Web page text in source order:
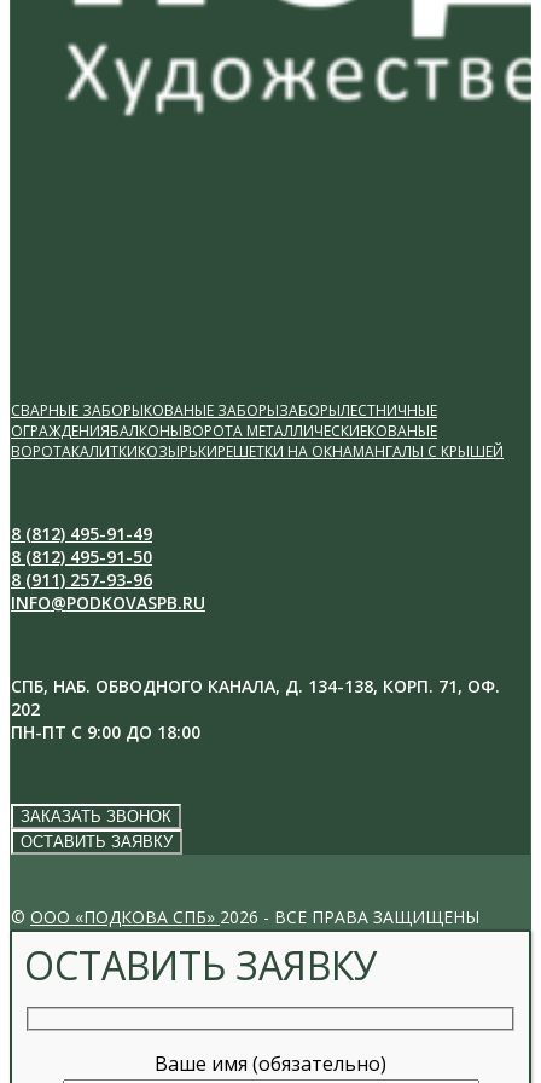
СВАРНЫЕ ЗАБОРЫКОВАНЫЕ ЗАБОРЫЗАБОРЫЛЕСТНИЧНЫЕ
ОГРАЖДЕНИЯБАЛКОНЫВОРОТА МЕТАЛЛИЧЕСКИЕКОВАНЫЕ
ВОРОТАКАЛИТКИКОЗЫРЬКИРЕШЕТКИ НА ОКНАМАНГАЛЫ С КРЫШЕЙ
8 (812) 495-91-49
8 (812) 495-91-50
8 (911) 257-93-96
INFO@PODKOVASPB.RU
СПБ, НАБ. ОБВОДНОГО КАНАЛА, Д. 134-138, КОРП. 71, ОФ.
202
ПН-ПТ С 9:00 ДО 18:00
ЗАКАЗАТЬ ЗВОНОК
ОСТАВИТЬ ЗАЯВКУ
© ООО «ПОДКОВА СПБ» 2026 - ВСЕ ПРАВА ЗАЩИЩЕНЫ
ОСТАВИТЬ ЗАЯВКУ
Ваше имя (обязательно)